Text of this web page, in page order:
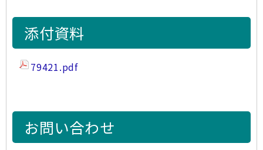
添付資料
79421.pdf
お問い合わせ